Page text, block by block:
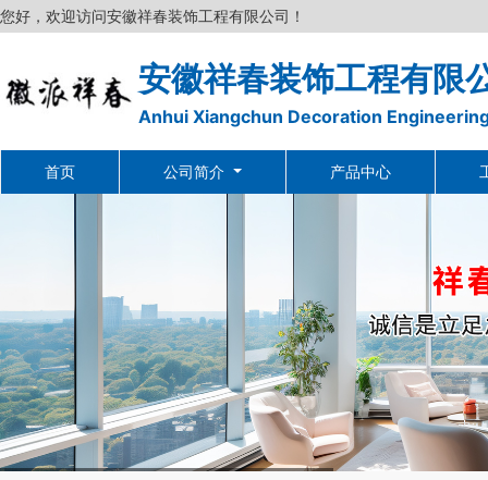
您好，欢迎访问安徽祥春装饰工程有限公司！
安徽祥春装饰工程有限
Anhui Xiangchun Decoration
首页 公司简介 产品中心